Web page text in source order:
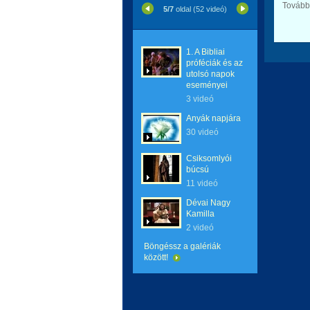
5/7 oldal (52 videó)
1. A Bibliai
próféciák és az
utolsó napok
eseményei
3 videó
Anyák napjára
30 videó
Csiksomlyói
búcsú
11 videó
Dévai Nagy
Kamilla
2 videó
Böngéssz a galériák
között!